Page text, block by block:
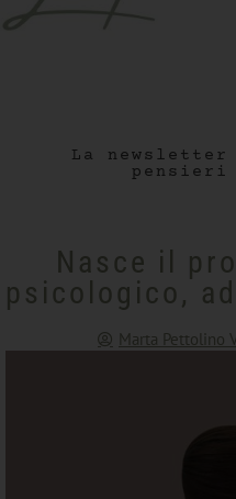
La
Nasce il
psicologico,
Marta Pettolino